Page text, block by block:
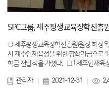
SPC그룹, 제주평생교육장학진흥
❍ 제주평생교육장학진흥원(원장 허정
서 제주인재육성을 위한 장학기금으로
학금 전달식을 가졌다.
관리자 2021-12-31